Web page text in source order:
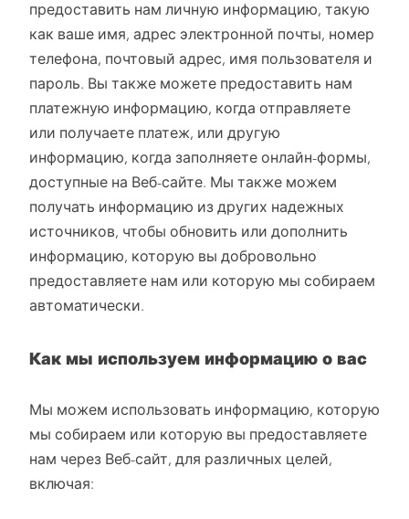
предоставить нам личную информацию, такую
как ваше имя, адрес электронной почты, номер
телефона, почтовый адрес, имя пользователя и
пароль. Вы также можете предоставить нам
платежную информацию, когда отправляете
или получаете платеж, или другую
информацию, когда заполняете онлайн-формы,
доступные на Веб-сайте. Мы также можем
получать информацию из других надежных
источников, чтобы обновить или дополнить
информацию, которую вы добровольно
предоставляете нам или которую мы собираем
автоматически.
Как мы используем информацию о вас
Мы можем использовать информацию, которую
мы собираем или которую вы предоставляете
нам через Веб-сайт, для различных целей,
включая: